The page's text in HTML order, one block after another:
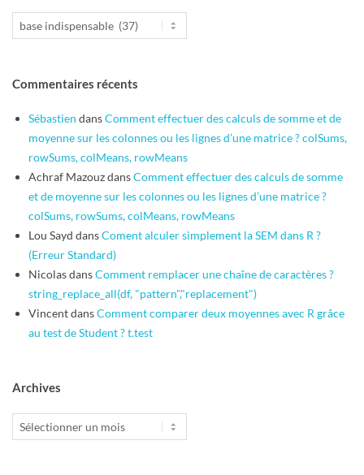
Catégories
Commentaires récents
Sébastien dansComment effectuer des calculs de somme et de
moyenne sur les colonnes ou les lignes d’une matrice ? colSums,
rowSums, colMeans, rowMeans
Achraf MazouzdansComment effectuer des calculs de somme
et de moyenne sur les colonnes ou les lignes d’une matrice ?
colSums, rowSums, colMeans, rowMeans
Lou Sayd dansComent alculer simplement la SEM dans R ?
(Erreur Standard)
NicolasdansComment remplacer une chaîne de caractères ?
string_replace_all(df, "pattern","replacement")
VincentdansComment comparer deux moyennes avec R grâce
au test de Student ? t.test
Archives
Archives